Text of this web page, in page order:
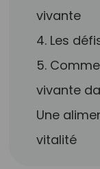
vivante
4. Les
5.
vivante
Une
vitalité